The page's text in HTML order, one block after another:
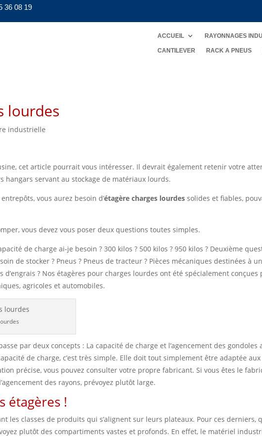
08 19
ACCUEIL RAYONNAGES
CANTILEVER RACK A PNEUS
lourdes
industrielle
cet article pourrait vous intéresser. Il devrait également retenir votre
hangars servant au stockage de matériaux lourds.
vous aurez besoin d’étagère charges lourdes solides et fiables,
vous devez vous poser deux questions toutes simples.
de charge ai-je besoin ? 300 kilos ? 500 kilos ? 950 kilos ? Deuxième
de stocker ? Pneus ? Pneus de tracteur ? Pièces mécaniques destinées à
d’engrais ? Nos étagères pour charges lourdes ont été spécialement conçues
agricoles et automobiles.
par deux concepts : La capacité de charge et l’agencement des gondoles
de charge, c’est très simple. Elle doit tout simplement être adaptée
précise, vous pouvez consulter votre propre fabricant. Si vous êtes le
des rayons, prévoyez plutôt large.
étagères !
les classes de produits qui s’alignent sur leurs plateaux. Pour ces derniers,
plutôt des compartiments vastes et profonds. En effet, le matériel